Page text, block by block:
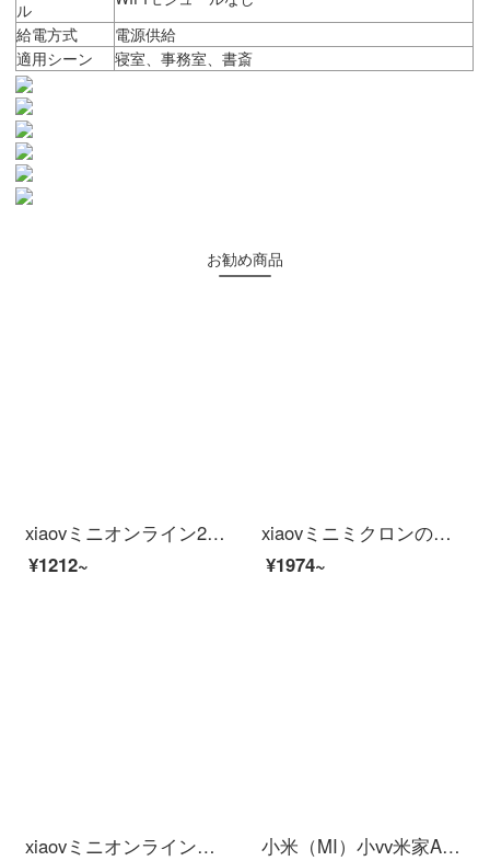
ル
給電方式
電源供給
適用シーン
寝室、事務室、書斎
お勧め商品
xiaovミニオンライン2 K防犯カマ家インテリング连动パノララマHDワイヤwifi家庭リモナイト监视【小米IOT连动】xiaov 2 Kビデオ
¥1212~
xiaovミニミクロンの家インテリーと連動したHDアウドゥア雲台防衛犯カメラ家2 k赤外線夜間テレビワイヤレンテーネットネットショッピング【小米IoT連動】xiaov Ado雲台
¥1974~
xiaovミニオンライン连动家庭用防犯カメラ心享版
小米（MI）小vv米家APPビディオカーメンテリングアロン360°云台スピンビオラ家庭用赤外線夜間テレビワイヤレスタネト停電防止カメラ2 K防水スティン米家xiaovア雲台+128 Gカード